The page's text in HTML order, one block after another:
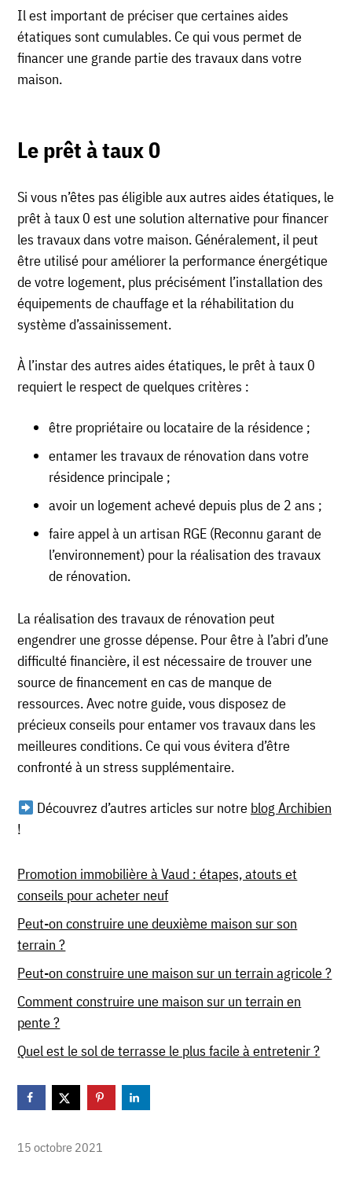
Il est important de préciser que certaines aides
étatiques sont cumulables. Ce qui vous permet de
financer une grande partie des travaux dans votre
maison.
Le prêt à taux 0
Si vous n’êtes pas éligible aux autres aides étatiques, le
prêt à taux 0 est une solution alternative pour financer
les travaux dans votre maison. Généralement, il peut
être utilisé pour améliorer la performance énergétique
de votre logement, plus précisément l’installation des
équipements de chauffage et la réhabilitation du
système d’assainissement.
À l’instar des autres aides étatiques, le prêt à taux 0
requiert le respect de quelques critères :
être propriétaire ou locataire de la résidence ;
entamer les travaux de rénovation dans votre
résidence principale ;
avoir un logement achevé depuis plus de 2 ans ;
faire appel à un artisan RGE (Reconnu garant de
l’environnement) pour la réalisation des travaux
de rénovation.
La réalisation des travaux de rénovation peut
engendrer une grosse dépense. Pour être à l’abri d’une
difficulté financière, il est nécessaire de trouver une
source de financement en cas de manque de
ressources. Avec notre guide, vous disposez de
précieux conseils pour entamer vos travaux dans les
meilleures conditions. Ce qui vous évitera d’être
confronté à un stress supplémentaire.
Découvrez d’autres articles sur notre blog Archibien
!
Promotion immobilière à Vaud : étapes, atouts et
conseils pour acheter neuf
Peut-on construire une deuxième maison sur son
terrain ?
Peut-on construire une maison sur un terrain agricole ?
Comment construire une maison sur un terrain en
pente ?
Quel est le sol de terrasse le plus facile à entretenir ?
15 octobre 2021